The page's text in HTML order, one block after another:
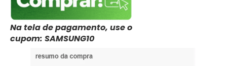
Na tela de pagamento, use o
cupom: SAMSUNG10